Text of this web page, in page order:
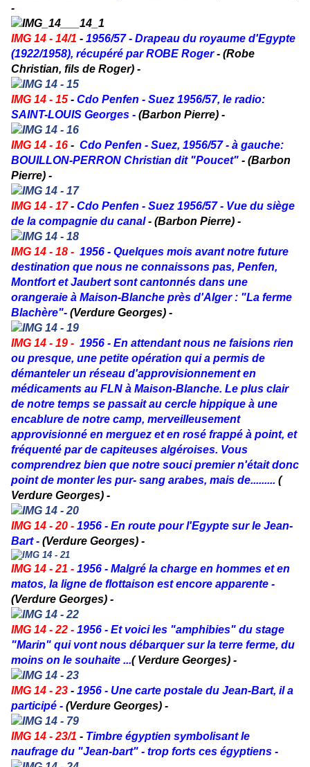
-
IMG 14 - 14/1 - 1956/57 - Drapeau du royaume d'Egypte
(1922/1958), récupéré par ROBE Roger- (Robe
Christian, fils de Roger) -
IMG 14 - 15 - Cdo Penfen - Suez 1956/57, le radio:
SAINT-LOUIS Georges - (Barbon Pierre) -
IMG 14 - 16 - Cdo Penfen - Suez, 1956/57 - à gauche:
BOUILLON-PERRON Christian dit "Poucet" - (Barbon
Pierre) -
IMG 14 - 17- Cdo Penfen - Suez 1956/57 - Vue du siège
de la compagnie du canal- (Barbon Pierre) -
IMG 14 - 18 - 1956 - Quelques mois avant notre future
destination que nous ne connaissons pas, Penfen,
Montfort et Jaubert sont cantonnés dans une
orangeraie à Maison-Blanche près d'Alger : "La ferme
Blachère"- (Verdure Georges) -
IMG 14 - 19 - 1956 - En attendant nous ne faisions rien
ou presque, une petite opération qui a permis de
démanteler un réseau d'approvisionnement en
médicaments au FLN à Maison-Blanche. Le plus clair
de notre temps se passait au cercle hippique à une
encablure de notre camp, merveilleusement
approvisionné en merguez et en rosé frappé à point, et
fréquenté par de capiteuses algéroises. Vous
comprendrez bien que notre souci premier n'était donc
point de monter les pur- sang arabes, mais de......... (
Verdure Georges) -
IMG 14 - 20 - 1956 - En route pour l'Egypte sur le Jean-
Bart - (Verdure Georges) -
IMG 14 - 21 - 1956 - Malgré la charge en hommes et en
matos, la ligne de flottaison est encore apparente -
(Verdure Georges) -
IMG 14 - 22 - 1956 - Et voici les "amphibies" du stage
"Marin" qui vont nous débarquer sur la terre ferme, du
moins on le souhaite ...( Verdure Georges) -
IMG 14 - 23 - 1956 - Une carte postale du Jean-Bart, il a
participé - (Verdure Georges) -
IMG 14 - 23/1 - Timbre égyptien symbolisant le
naufrage du "Jean-bart" - trop forts ces égyptiens -